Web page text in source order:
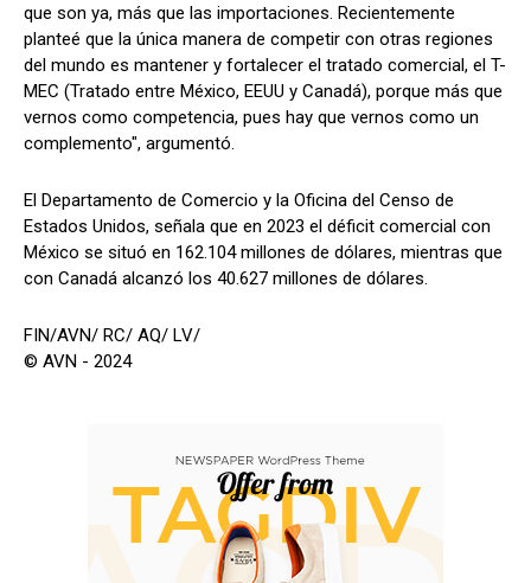
que son ya, más que las importaciones. Recientemente
planteé que la única manera de competir con otras regiones
del mundo es mantener y fortalecer el tratado comercial, el T-
MEC (Tratado entre México, EEUU y Canadá), porque más que
vernos como competencia, pues hay que vernos como un
complemento", argumentó.
El Departamento de Comercio y la Oficina del Censo de
Estados Unidos, señala que en 2023 el déficit comercial con
México se situó en 162.104 millones de dólares, mientras que
con Canadá alcanzó los 40.627 millones de dólares.
FIN/AVN/ RC/ AQ/ LV/
© AVN - 2024